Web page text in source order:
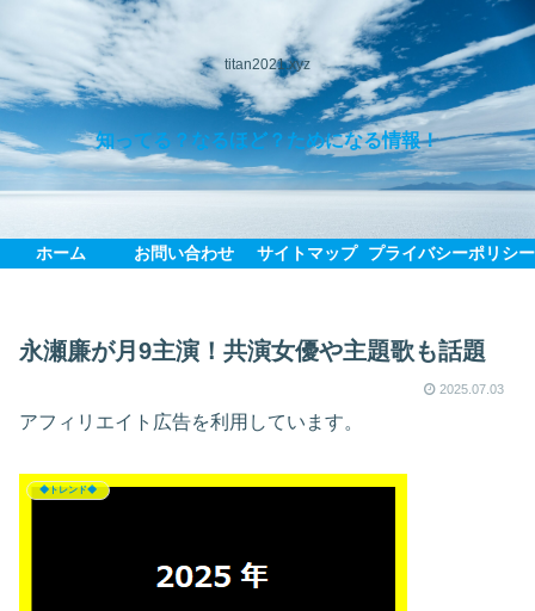
titan2021.xyz
知ってる？なるほど？ためになる情報！
ホーム お問い合わせ サイトマップ プライバシーポリシー
永瀬廉が月9主演！共演女優や主題歌も話題
2025.07.03
アフィリエイト広告を利用しています。
◆トレンド◆